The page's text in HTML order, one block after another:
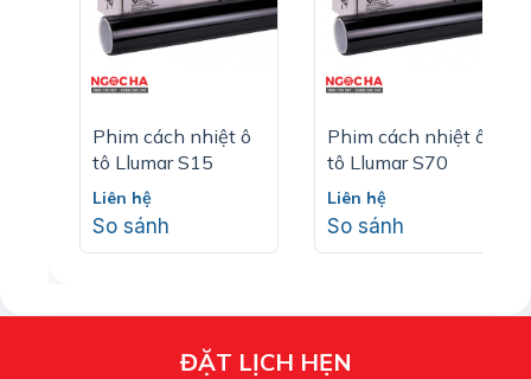
Phim cách nhiệt ô
tô Llumar S15
Liên hệ
So sánh
Phim cách nhiệt ô
tô Llumar S70
Liên hệ
So sánh
ĐẶT LỊCH HẸN